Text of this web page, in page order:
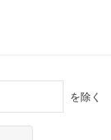
を除く